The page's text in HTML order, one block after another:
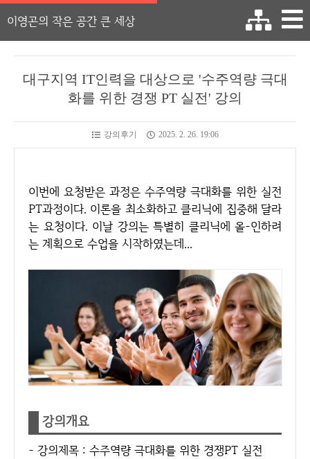
이영곤의 작은 공간 큰 세상
대구지역 IT인력을 대상으로 '수주역량 극대
화를 위한 경쟁 PT 실전' 강의
강의후기 2025. 2. 26. 19:06
이번에 요청받은 과정은 수주역량 극대화를 위한 실전
PT과정이다. 이론을 최소화하고 클리닉에 집중해 달라
는 요청이다. 이날 강의는 특별히 클리닉에 올-인하려
는 계획으로 수업을 시작하였는데...
강의개요
- 강의제목 : 수주역량 극대화를 위한 경쟁PT 실전